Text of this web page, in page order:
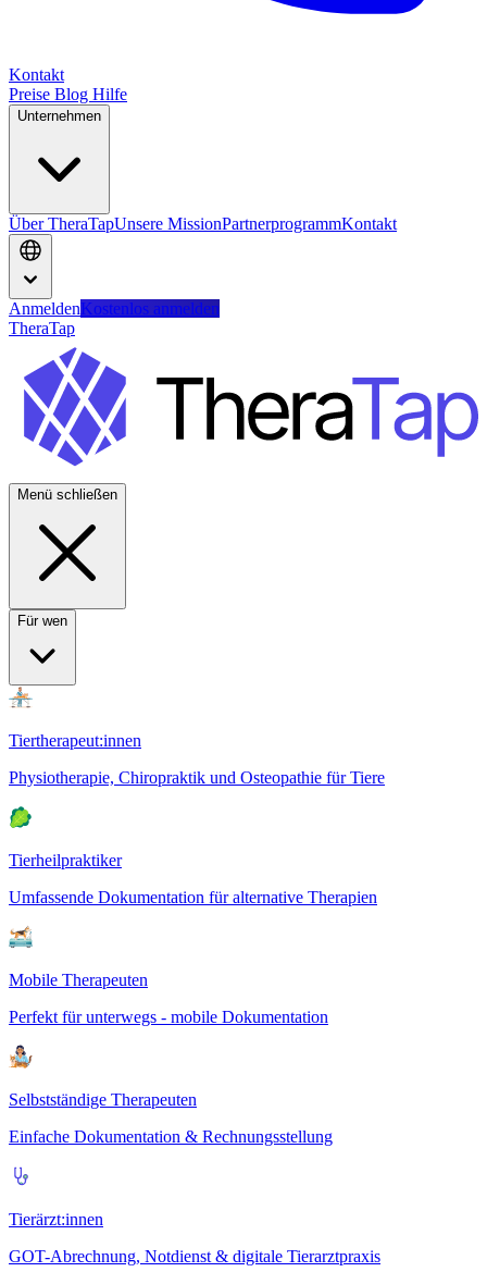
Kontakt
Preise Blog Hilfe
Unternehmen
Über TheraTapUnsere MissionPartnerprogrammKontakt
AnmeldenKostenlos anmelden
TheraTap
Menü schließen
Für wen
Tiertherapeut:innen
Physiotherapie, Chiropraktik und Osteopathie für Tiere
Tierheilpraktiker
Umfassende Dokumentation für alternative Therapien
Mobile Therapeuten
Perfekt für unterwegs - mobile Dokumentation
Selbstständige Therapeuten
Einfache Dokumentation & Rechnungsstellung
Tierärzt:innen
GOT-Abrechnung, Notdienst & digitale Tierarztpraxis